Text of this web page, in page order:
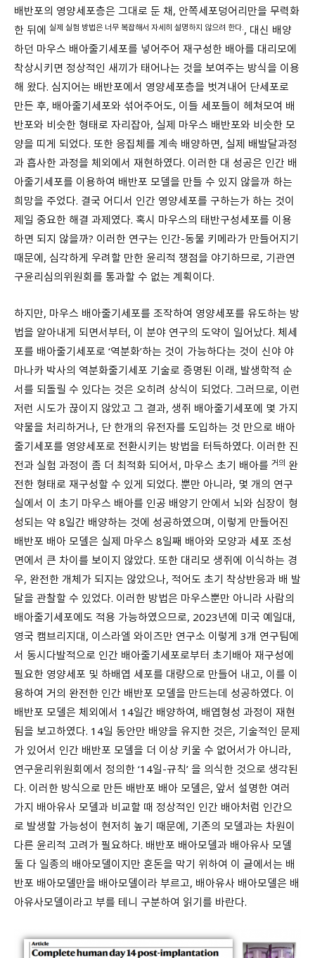
배반포의 영양세포층은 그대로 둔 채, 안쪽세포덩어리만을 무력화
한 뒤에 실제 실험 방법은 너무 복잡해서 자세히 설명하지 않으려 한다. , 대신 배양
하던 마우스 배아줄기세포를 넣어주어 재구성한 배아를 대리모에
착상시키면 정상적인 새끼가 태어나는 것을 보여주는 방식을 이용
해 왔다. 심지어는 배반포에서 영양세포층을 벗겨내어 단세포로
만든 후, 배아줄기세포와 섞어주어도, 이들 세포들이 헤쳐모여 배
반포와 비슷한 형태로 자리잡아, 실제 마우스 배반포와 비슷한 모
양을 띠게 되었다. 또한 응집체를 계속 배양하면, 실제 배발달과정
과 흡사한 과정을 체외에서 재현하였다. 이러한 대 성공은 인간 배
아줄기세포를 이용하여 배반포 모델을 만들 수 있지 않을까 하는
희망을 주었다. 결국 어디서 인간 영양세포를 구하는가 하는 것이
제일 중요한 해결 과제였다. 혹시 마우스의 태반구성세포를 이용
하면 되지 않을까? 이러한 연구는 인간-동물 키메라가 만들어지기
때문에, 심각하게 우려할 만한 윤리적 쟁점을 야기하므로, 기관연
구윤리심의위원회를 통과할 수 없는 계획이다.
하지만, 마우스 배아줄기세포를 조작하여 영양세포를 유도하는 방
법을 알아내게 되면서부터, 이 분야 연구의 도약이 일어났다. 체세
포를 배아줄기세포로 ‘역분화’하는 것이 가능하다는 것이 신야 야
마나카 박사의 역분화줄기세포 기술로 증명된 이래, 발생학적 순
서를 되돌릴 수 있다는 것은 오히려 상식이 되었다. 그러므로, 이런
저런 시도가 끊이지 않았고 그 결과, 생쥐 배아줄기세포에 몇 가지
약물을 처리하거나, 단 한개의 유전자를 도입하는 것 만으로 배아
줄기세포를 영양세포로 전환시키는 방법을 터득하였다. 이러한 진
전과 실험 과정이 좀 더 최적화 되어서, 마우스 초기 배아를 거의 완
전한 형태로 재구성할 수 있게 되었다. 뿐만 아니라, 몇 개의 연구
실에서 이 초기 마우스 배아를 인공 배양기 안에서 뇌와 심장이 형
성되는 약 8일간 배양하는 것에 성공하였으며, 이렇게 만들어진
배반포 배아 모델은 실제 마우스 8일째 배아와 모양과 세포 조성
면에서 큰 차이를 보이지 않았다. 또한 대리모 생쥐에 이식하는 경
우, 완전한 개체가 되지는 않았으나, 적어도 초기 착상반응과 배 발
달을 관찰할 수 있었다. 이러한 방법은 마우스뿐만 아니라 사람의
배아줄기세포에도 적용 가능하였으므로, 2023년에 미국 예일대,
영국 캠브리지대, 이스라엘 와이즈만 연구소 이렇게 3개 연구팀에
서 동시다발적으로 인간 배아줄기세포로부터 초기배아 재구성에
필요한 영양세포 및 하배엽 세포를 대량으로 만들어 내고, 이를 이
용하여 거의 완전한 인간 배반포 모델을 만드는데 성공하였다. 이
배반포 모델은 체외에서 14일간 배양하여, 배엽형성 과정이 재현
됨을 보고하였다. 14일 동안만 배양을 유지한 것은, 기술적인 문제
가 있어서 인간 배반포 모델을 더 이상 키울 수 없어서가 아니라,
연구윤리위원회에서 정의한 ‘14일-규칙’ 을 의식한 것으로 생각된
다. 이러한 방식으로 만든 배반포 배아 모델은, 앞서 설명한 여러
가지 배아유사 모델과 비교할 때 정상적인 인간 배아처럼 인간으
로 발생할 가능성이 현저히 높기 때문에, 기존의 모델과는 차원이
다른 윤리적 고려가 필요하다. 배반포 배아모델과 배아유사 모델
둘 다 일종의 배아모델이지만 혼돈을 막기 위하여 이 글에서는 배
반포 배아모델만을 배아모델이라 부르고, 배아유사 배아모델은 배
아유사모델이라고 부를 테니 구분하여 읽기를 바란다.